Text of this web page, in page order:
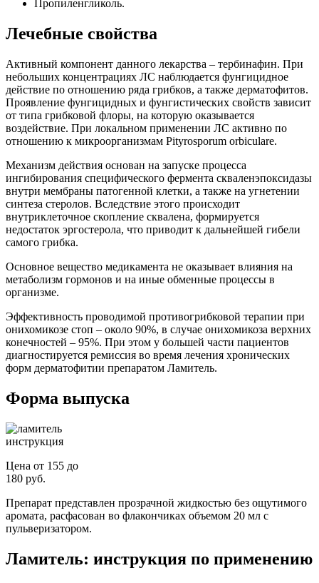
Пропиленгликоль.
Лечебные свойства
Активный компонент данного лекарства – тербинафин. При
небольших концентрациях ЛС наблюдается фунгицидное
действие по отношению ряда грибков, а также дерматофитов.
Проявление фунгицидных и фунгистических свойств зависит
от типа грибковой флоры, на которую оказывается
воздействие. При локальном применении ЛС активно по
отношению к микроорганизмам Pityrosporum orbiculare.
Механизм действия основан на запуске процесса
ингибирования специфического фермента скваленэпоксидазы
внутри мембраны патогенной клетки, а также на угнетении
синтеза стеролов. Вследствие этого происходит
внутриклеточное скопление сквалена, формируется
недостаток эргостерола, что приводит к дальнейшей гибели
самого грибка.
Основное вещество медикамента не оказывает влияния на
метаболизм гормонов и на иные обменные процессы в
организме.
Эффективность проводимой противогрибковой терапии при
онихомикозе стоп – около 90%, в случае онихомикоза верхних
конечностей – 95%. При этом у большей части пациентов
диагностируется ремиссия во время лечения хронических
форм дерматофитии препаратом Ламитель.
Форма выпуска
Цена от 155 до
180 руб.
Препарат представлен прозрачной жидкостью без ощутимого
аромата, расфасован во флакончиках объемом 20 мл с
пульверизатором.
Ламитель: инструкция по применению